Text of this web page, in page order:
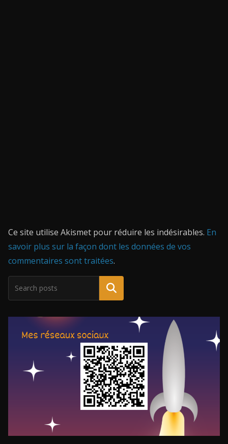
Ce site utilise Akismet pour réduire les indésirables. En
savoir plus sur la façon dont les données de vos
commentaires sont traitées.